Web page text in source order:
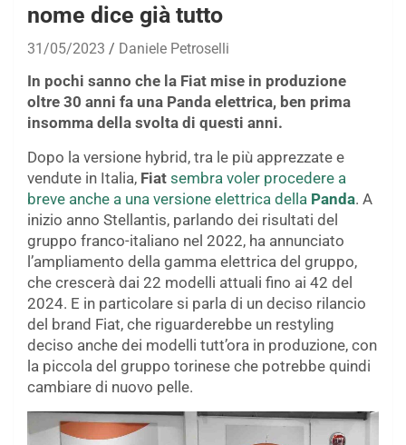
nome dice già tutto
31/05/2023 Daniele Petroselli
In pochi sanno che la Fiat mise in produzione
oltre 30 anni fa una Panda elettrica, ben prima
insomma della svolta di questi anni.
Dopo la versione hybrid, tra le più apprezzate e
vendute in Italia, Fiat sembra voler procedere a
breve anche a una versione elettrica della Panda. A
inizio anno Stellantis, parlando dei risultati del
gruppo franco-italiano nel 2022, ha annunciato
l’ampliamento della gamma elettrica del gruppo,
che crescerà dai 22 modelli attuali fino ai 42 del
2024. E in particolare si parla di un deciso rilancio
del brand Fiat, che riguarderebbe un restyling
deciso anche dei modelli tutt’ora in produzione, con
la piccola del gruppo torinese che potrebbe quindi
cambiare di nuovo pelle.